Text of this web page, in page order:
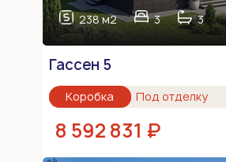
238 м2 3 3
Гассен 5
Коробка Под отделку
8 592 831 ₽